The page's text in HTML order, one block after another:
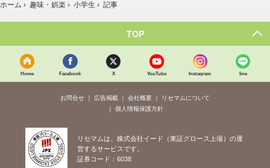
ホーム › 趣味・娯楽 › 小学生 › 記事
TOP
Home Facebook X YouTube Instagram line
お問合せ 広告掲載 会社概要
リセマムについて
個人情報保護方針
リセマムは、株式会社イード（東証グロース上場）の運
営するサービスです。
証券コード：6038